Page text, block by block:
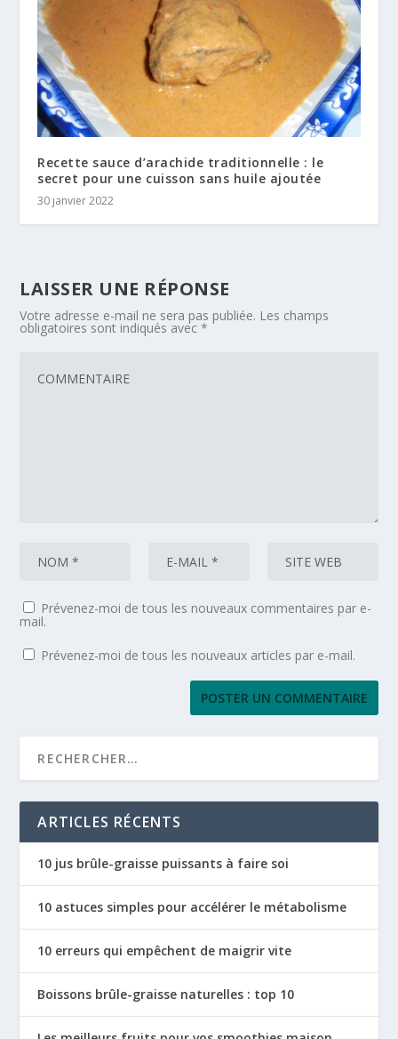
Recette sauce d’arachide traditionnelle : le
secret pour une cuisson sans huile ajoutée
30 janvier 2022
LAISSER UNE RÉPONSE
Votre adresse e-mail ne sera pas publiée. Les champs
obligatoires sont indiqués avec*
Prévenez-moi de tous les nouveaux commentaires par e-
mail.
Prévenez-moi de tous les nouveaux articles par e-mail.
ARTICLES RÉCENTS
10 jus brûle-graisse puissants à faire soi
10 astuces simples pour accélérer le métabolisme
10 erreurs qui empêchent de maigrir vite
Boissons brûle-graisse naturelles : top 10